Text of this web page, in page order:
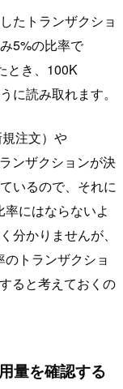
たトランザクショ
5%の比率で
とき、100K
に読み取れます。
注文）や
ンザクションが決
いるので、それに
にはならないよ
分かりませんが、
トランザクショ
ると考えておくの
量を確認する